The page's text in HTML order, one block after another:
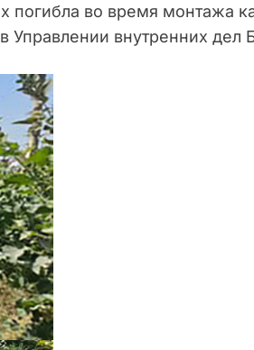
погибла во время монтажа
в Управлении внутренних дел